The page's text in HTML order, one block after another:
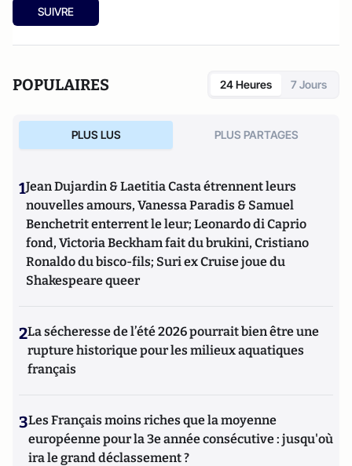
SUIVRE
POPULAIRES 24 Heures 7 Jours
PLUS LUS PLUS PARTAGES
1Jean Dujardin & Laetitia Casta étrennent leurs
nouvelles amours, Vanessa Paradis & Samuel
Benchetrit enterrent le leur; Leonardo di Caprio
fond, Victoria Beckham fait du brukini, Cristiano
Ronaldo du bisco-fils; Suri ex Cruise joue du
Shakespeare queer
2La sécheresse de l’été 2026 pourrait bien être une
rupture historique pour les milieux aquatiques
français
3Les Français moins riches que la moyenne
européenne pour la 3e année consécutive : jusqu'où
ira le grand déclassement ?